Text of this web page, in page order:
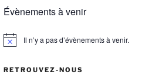
Évènements à venir
N
i
Il n’y a pas d’évènements à venir.
RETROUVEZ-NOUS